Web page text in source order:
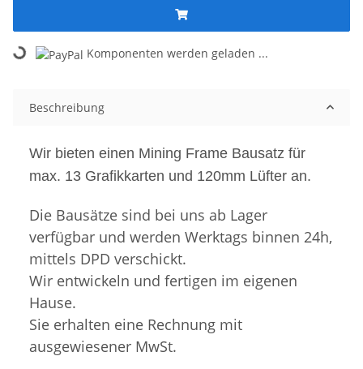
Loading... Komponenten werden geladen ...
Beschreibung
Wir bieten einen Mining Frame Bausatz für
max. 13 Grafikkarten und 120mm Lüfter an.
Die Bausätze sind bei uns ab Lager
verfügbar und werden Werktags binnen 24h,
mittels DPD verschickt.
Wir entwickeln und fertigen im eigenen
Hause.
Sie erhalten eine Rechnung mit
ausgewiesener MwSt.